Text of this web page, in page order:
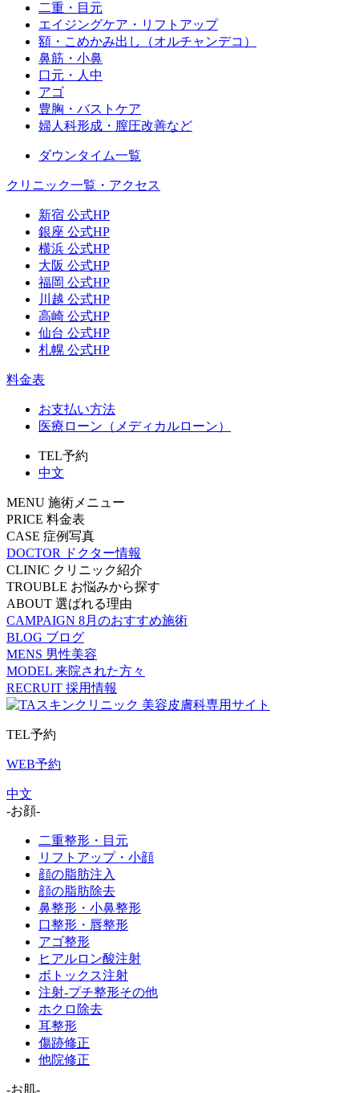
二重・目元
エイジングケア・リフトアップ
額・こめかみ出し（オルチャンデコ）
鼻筋・小鼻
口元・人中
アゴ
豊胸・バストケア
婦人科形成・膣圧改善など
ダウンタイム一覧
クリニック一覧・アクセス
新宿 公式HP
銀座 公式HP
横浜 公式HP
大阪 公式HP
福岡 公式HP
川越 公式HP
高崎 公式HP
仙台 公式HP
札幌 公式HP
料金表
お支払い方法
医療ローン（メディカルローン）
TEL予約
中文
MENU 施術メニュー
PRICE 料金表
CASE 症例写真
DOCTOR
ドクター情報
CLINIC クリニック紹介
TROUBLE お悩みから探す
ABOUT 選ばれる理由
CAMPAIGN 8月のおすすめ施術
BLOG ブログ
MENS 男性美容
MODEL 来院された方々
RECRUIT 採用情報
TEL予約
WEB予約
中文
-お顔-
二重整形・目元
リフトアップ・小顔
顔の脂肪注入
顔の脂肪除去
鼻整形・小鼻整形
口整形・唇整形
アゴ整形
ヒアルロン酸注射
ボトックス注射
注射-プチ整形その他
ホクロ除去
耳整形
傷跡修正
他院修正
-お肌-